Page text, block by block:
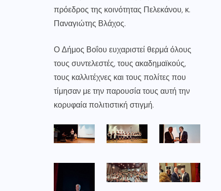
πρόεδρος της κοινότητας Πελεκάνου, κ.
Παναγιώτης Βλάχος.
Ο Δήμος Βοΐου ευχαριστεί θερμά όλους
τους συντελεστές, τους ακαδημαϊκούς,
τους καλλιτέχνες και τους πολίτες που
τίμησαν με την παρουσία τους αυτή την
κορυφαία πολιτιστική στιγμή.